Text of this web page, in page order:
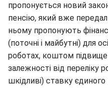
пропонується новий
пенсію, який вже
ньому пропонують
(поточні і майбутні) для
роботах, коштом
залежності від переліку
шкідливі) ставку